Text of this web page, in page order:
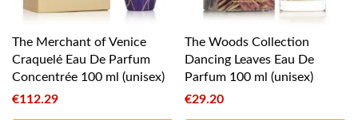
The Merchant of Venice
Craquelé Eau De Parfum
Concentrée 100 ml (unisex)
€112.29
The Woods Collection
Dancing Leaves Eau De
Parfum 100 ml (unisex)
€29.20